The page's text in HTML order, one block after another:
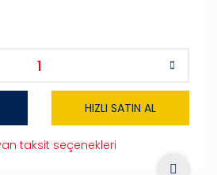
HIZLI SATIN AL
taksit seçenekleri